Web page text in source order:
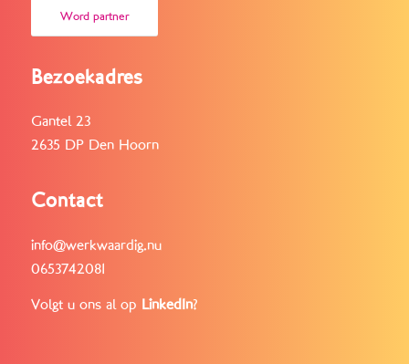
Word partner
Bezoekadres
Gantel 23
2635 DP Den Hoorn
Contact
info@werkwaardig.nu
0653742081
Volgt u ons al op LinkedIn?